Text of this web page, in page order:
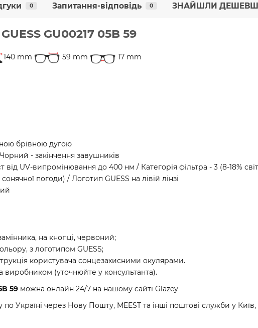
0 Запитання-відповідь 0 ЗНАЙШЛИ
GU00217 05B 59
140 mm 59 mm 17 mm
брівною дугою
- закінчення завушників
від UV-випромінювання до 400 нм / Категорія фільтра - 3 (8-18%
погоди) / Логотип GUESS на лівій лінзі
на кнопці, червоний;
з логотипом GUESS;
користувача сонцезахисними окулярами.
виробником (уточнюйте у консультанта).
59 можна онлайн 24/7 на нашому сайті Glazey
Україні через Нову Пошту, MEEST та інші поштові служби у